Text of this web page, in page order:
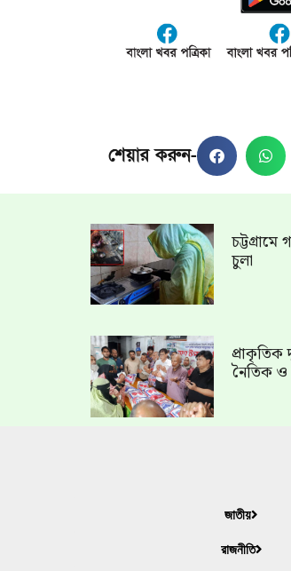
শেয়ার করুন-
চুলা
প্রাকৃতিক
নৈতিক ও
জাতীয়
রাজনীতি